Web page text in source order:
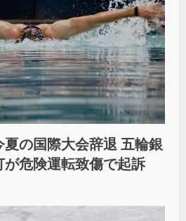
の国際大会辞退 五輪銀
危険運転致傷で起訴